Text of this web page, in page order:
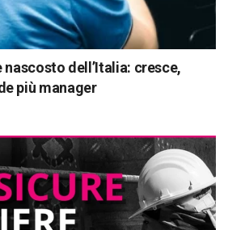
dell’Italia: cresce,
più manager